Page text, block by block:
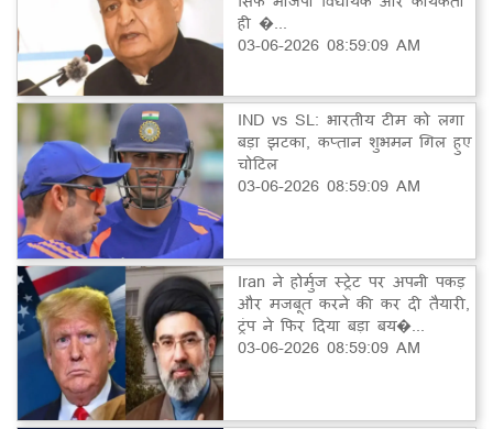
ही �...
03-06-2026 08:59:09 AM
IND vs SL: भारतीय टीम को लगा
बड़ा झटका, कप्तान शुभमन गिल हुए
चोटिल
03-06-2026 08:59:09 AM
Iran ने होर्मुज स्ट्रेट पर अपनी पकड़
और मजबूत करने की कर दी तैयारी,
ट्रंप ने फिर दिया बड़ा बय�...
03-06-2026 08:59:09 AM